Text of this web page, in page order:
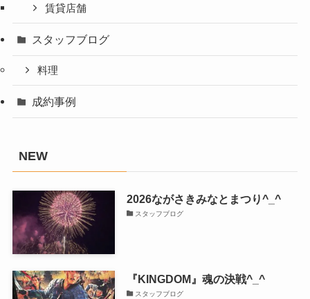
賃貸店舗
スタッフブログ
料理
成約事例
NEW
2026ながさきみなとまつり^_^
スタッフブログ
『KINGDOM』魂の決戦^_^
スタッフブログ